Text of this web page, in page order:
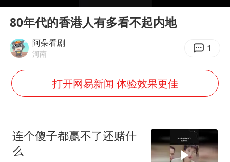
我国编制完成新版全月地质图
女子利用漏洞0元薅走3000多件家电
泰国一女公务员妆容引争议 本人回应
感觉全东北都在等7号
80后女柜员逆袭成4200亿银行副行长
Play
80年代的香港人有多看不起内地
阿朵看剧
河南 1
打开网易新闻 体验效果更佳
连个傻子都赢不了还赌什
么